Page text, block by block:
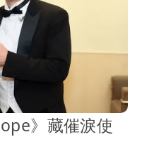
》藏催淚使